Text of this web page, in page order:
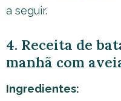
a seguir.
4. Receita de
manhã com
Ingredientes: